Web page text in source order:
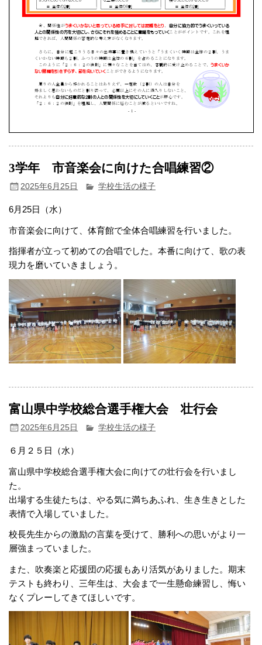
3学年 市音楽会に向けた合唱練習②
2025年6月25日 学校生活の様子
6月25日（水）
市音楽会に向けて、体育館で全体合唱練習を行いました。
指揮者が立って初めての合唱でした。本番に向けて、歌の表
現力を磨いていきましょう。
富山県中学校総合選手権大会 壮行会
2025年6月25日 学校生活の様子
６月２５日（水）
富山県中学校総合選手権大会に向けての壮行会を行いまし
た。
出場する生徒たちは、やる気に満ちあふれ、生き生きとした
表情で入場していました。
校長先生からの激励の言葉を受けて、勝利への思いがより一
層強まっていました。
また、吹奏楽と応援団の応援もあり活気がありました。期末
テストも終わり、三年生は、大会まで一生懸命練習し、悔い
なくプレーしてきてほしいです。